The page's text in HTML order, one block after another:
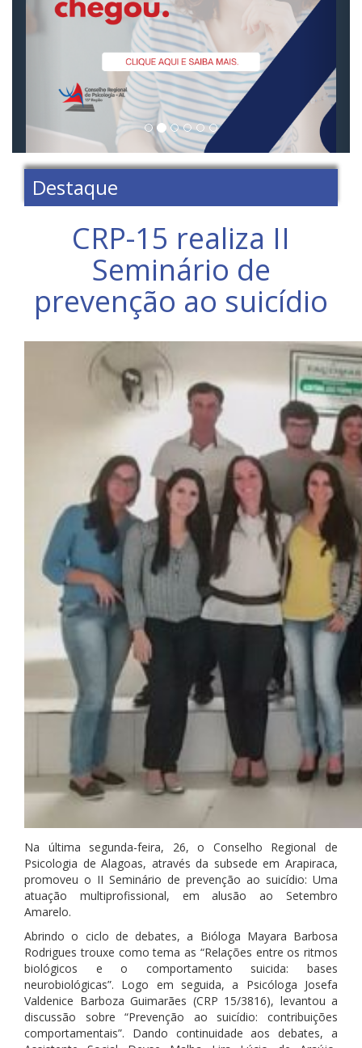
Destaque
CRP-15 realiza II
Seminário de
prevenção ao suicídio
Na última segunda-feira, 26, o Conselho Regional de
Psicologia de Alagoas, através da subsede em Arapiraca,
promoveu o II Seminário de prevenção ao suicídio: Uma
atuação multiprofissional, em alusão ao Setembro
Amarelo.
Abrindo o ciclo de debates, a Bióloga Mayara Barbosa
Rodrigues trouxe como tema as “Relações entre os ritmos
biológicos e o comportamento suicida: bases
neurobiológicas”. Logo em seguida, a Psicóloga Josefa
Valdenice Barboza Guimarães (CRP 15/3816), levantou a
discussão sobre “Prevenção ao suicídio: contribuições
comportamentais”. Dando continuidade aos debates, a